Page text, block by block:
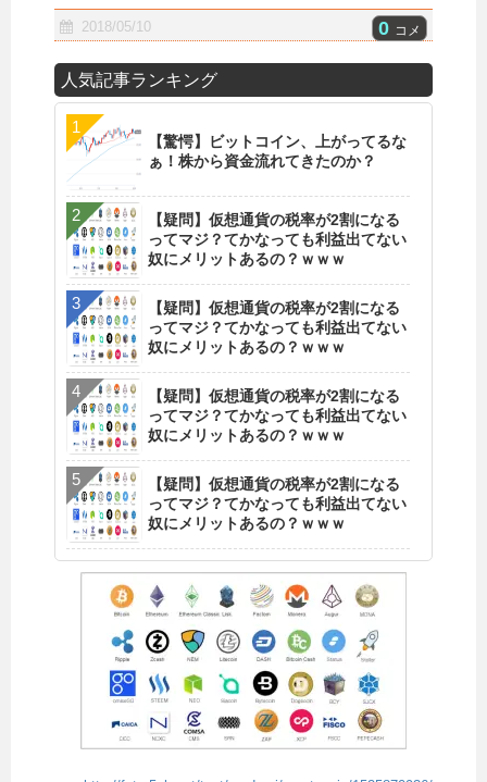
2018/05/10 0 コメ
人気記事ランキング
【驚愕】ビットコイン、上がってるな
ぁ！株から資金流れてきたのか？
【疑問】仮想通貨の税率が2割になる
ってマジ？てかなっても利益出てない
奴にメリットあるの？ｗｗｗ
【疑問】仮想通貨の税率が2割になる
ってマジ？てかなっても利益出てない
奴にメリットあるの？ｗｗｗ
【疑問】仮想通貨の税率が2割になる
ってマジ？てかなっても利益出てない
奴にメリットあるの？ｗｗｗ
【疑問】仮想通貨の税率が2割になる
ってマジ？てかなっても利益出てない
奴にメリットあるの？ｗｗｗ